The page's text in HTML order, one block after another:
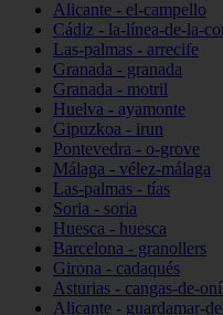
Alicante - el-campello
Cádiz - la-línea-de-la-
Las-palmas - arrecife
Granada - granada
Granada - motril
Huelva - ayamonte
Gipuzkoa - irun
Pontevedra - o-grove
Málaga - vélez-málaga
Las-palmas - tías
Soria - soria
Huesca - huesca
Barcelona - granollers
Girona - cadaqués
Asturias - cangas-de-
Alicante - guardamar-